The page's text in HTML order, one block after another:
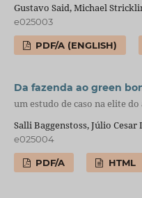
Gustavo Said, Michael
e025003
PDF/A (ENGLISH)
Da fazenda ao green
um estudo de caso na elite
Salli Baggenstoss, Júlio Cesar
e025004
PDF/A HTML